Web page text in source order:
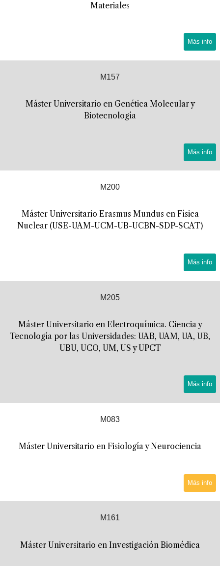
Materiales
Más info
M157
Máster Universitario en Genética Molecular y
Biotecnología
Más info
M200
Máster Universitario Erasmus Mundus en Física
Nuclear (USE-UAM-UCM-UB-UCBN-SDP-SCAT)
Más info
M205
Máster Universitario en Electroquímica. Ciencia y
Tecnología por las Universidades: UAB, UAM, UA, UB,
UBU, UCO, UM, US y UPCT
Más info
M083
Máster Universitario en Fisiología y Neurociencia
Más info
M161
Máster Universitario en Investigación Biomédica